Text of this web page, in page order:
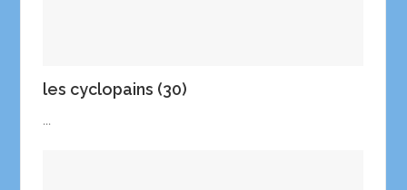
les cyclopains (30)
...